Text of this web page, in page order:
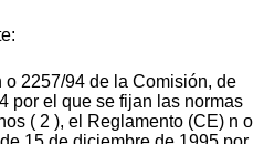
o 2257/94 de la Comisión, de
por el que se fijan las normas
( 2 ), el Reglamento (CE) n o